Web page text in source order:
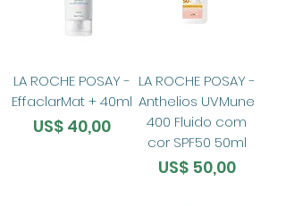
LA ROCHE POSAY -
EffaclarMat + 40ml
Preço
US$ 40,00
LA ROCHE POSAY -
Anthelios UVMune
400 Fluido com
cor SPF50 50ml
Preço
US$ 50,00